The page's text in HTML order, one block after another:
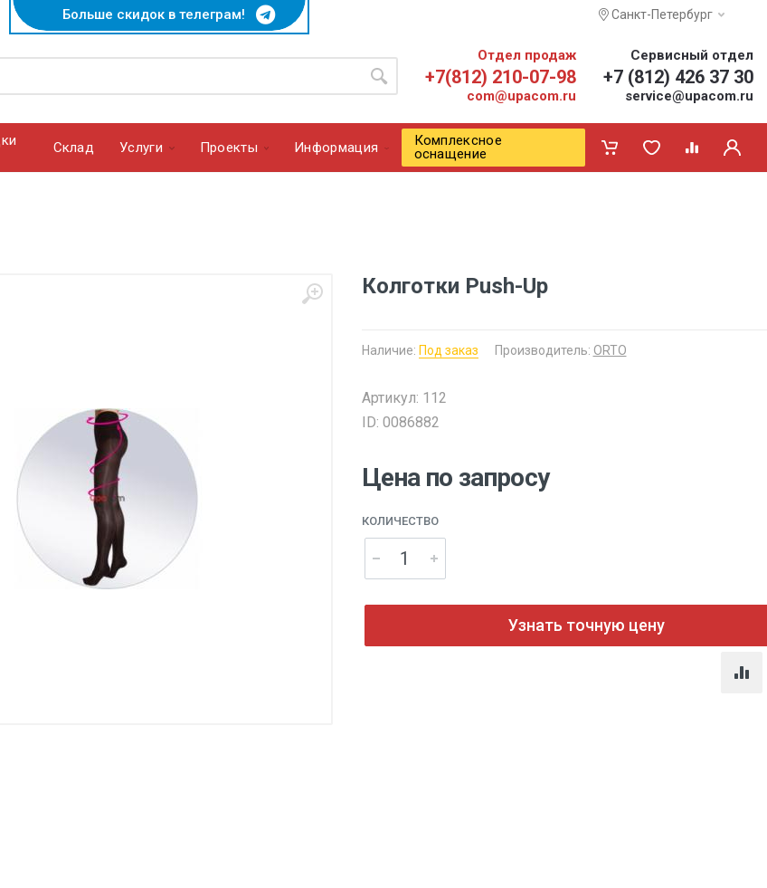
Больше скидок в телеграм! Санкт-Петербург
Отдел продаж
+7(812) 210-07-98
com@upacom.ru
Сервисный отдел
+7 (812) 426 37 30
service@upacom.ru
Cклад Услуги Проекты Информация
Комплексное
оснащение
Колготки Push-Up
Наличие: Под заказ Производитель: ORTO
Артикул: 112
ID: 0086882
Цена по запросу
КОЛИЧЕСТВО
Узнать точную цену